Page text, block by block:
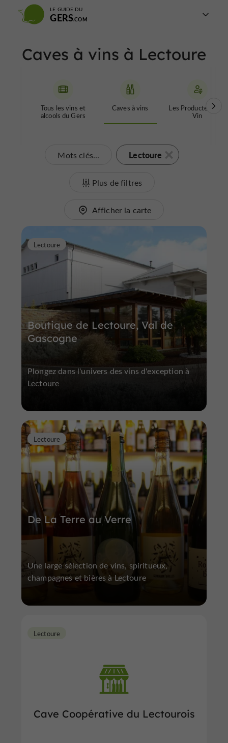
LE GUIDE DU
GERS
Caves à vins à Lectoure
Tous les vins et
alcools du Gers
Caves à vins
Les Producteurs de
Vin
Mots clés... Lectoure
Plus de filtres
Afficher la carte
Boutique de Lectoure, Val de
Gascogne
Lectoure
Plongez dans l'univers des vins d'exception à
Lectoure
De La Terre au Verre
Lectoure
Une large sélection de vins, spiritueux,
champagnes et bières à Lectoure
Cave Coopérative du Lectourois
Lectoure